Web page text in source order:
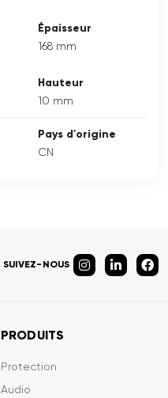
Épaisseur
168 mm
Hauteur
10 mm
Pays d'origine
CN
SUIVEZ-NOUS
PRODUITS
Protection
Audio